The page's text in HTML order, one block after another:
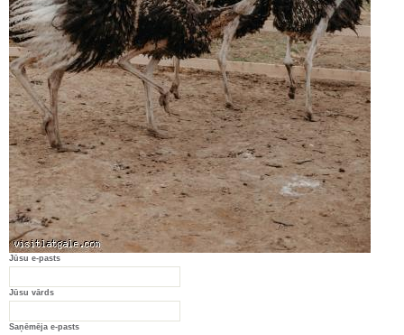
Jūsu e-pasts
Jūsu vārds
Saņēmēja e-pasts